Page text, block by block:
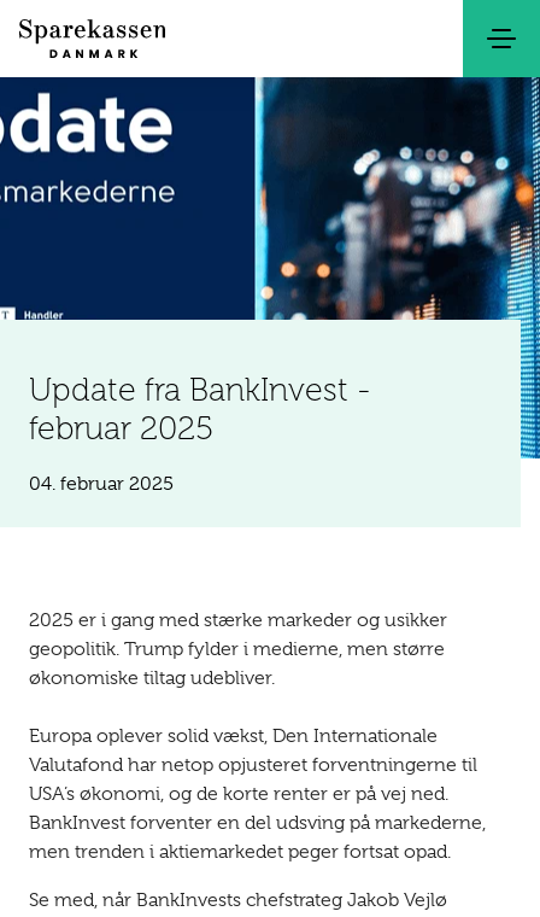
Update fra BankInvest -
februar 2025
04. februar 2025
2025 er i gang med stærke markeder og usikker
geopolitik. Trump fylder i medierne, men større
økonomiske tiltag udebliver.
Europa oplever solid vækst, Den Internationale
Valutafond har netop opjusteret forventningerne til
USA’s økonomi, og de korte renter er på vej ned.
BankInvest forventer en del udsving på markederne,
men trenden i aktiemarkedet peger fortsat opad.
Se med, når BankInvests chefstrateg Jakob Vejlø